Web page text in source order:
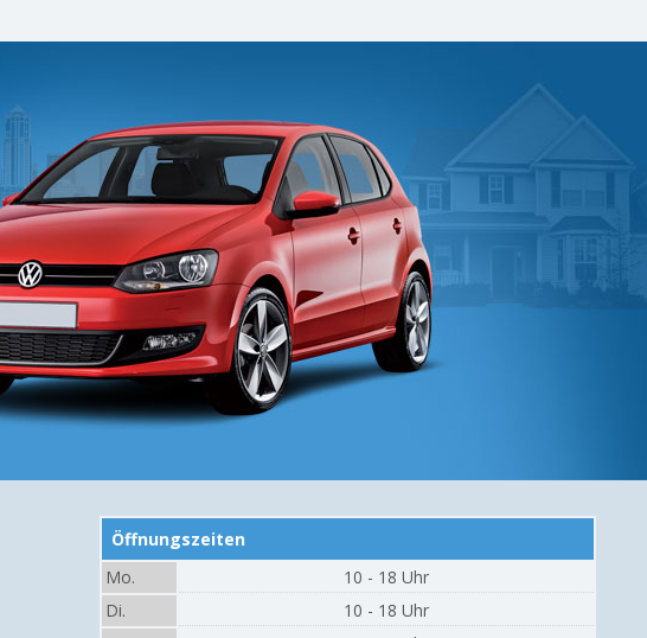
Öffnungszeiten
Mo.
10 - 18 Uhr
Di.
10 - 18 Uhr